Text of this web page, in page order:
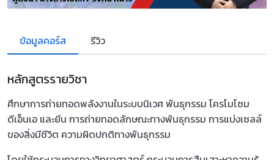
ข้อมูลคอร์ส รีวิว
หลักสูตรรายวิชา
ศึกษาการถ่ายทอดพลังงานในระบบนิเวศ พันธุกรรม โครโมโซม
ดีเอ็นเอ และยีน การถ่ายทอดลักษณะทางพันธุกรรม การแบ่งเซลล์
ของสิ่งมีชีวิต ความผิดปกติทางพันธุกรรม